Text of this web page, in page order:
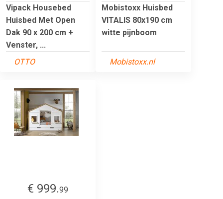
Vipack Housebed
Huisbed Met Open
Dak 90 x 200 cm +
Venster, ...
OTTO
Mobistoxx Huisbed
VITALIS 80x190 cm
witte pijnboom
Mobistoxx.nl
€ 999.99